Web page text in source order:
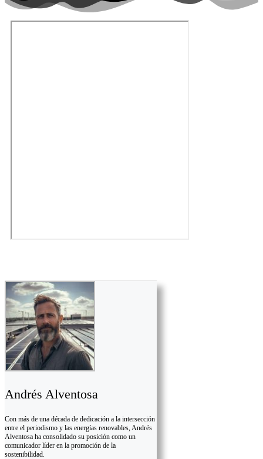
Andrés Alventosa
Con más de una década de dedicación a la intersección
entre el periodismo y las energías renovables, Andrés
Alventosa ha consolidado su posición como un
comunicador líder en la promoción de la
sostenibilidad.